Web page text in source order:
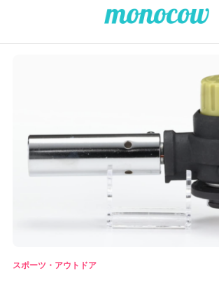
スポーツ・アウトドア